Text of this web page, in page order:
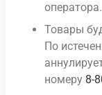
оператора.
Товары
По
номеру 8-